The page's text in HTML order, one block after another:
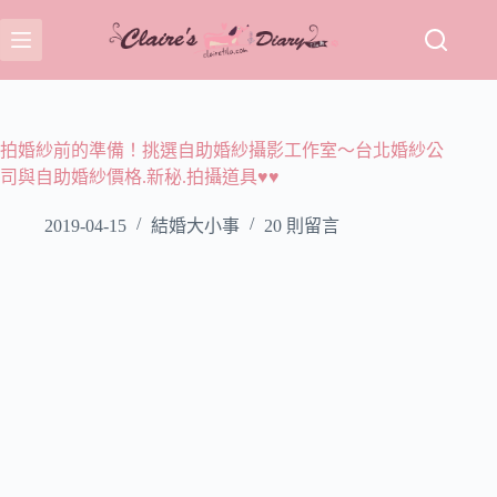
至
主
容
拍婚紗前的準備！挑選自助婚紗攝影工作室～台北婚紗公
司與自助婚紗價格.新秘.拍攝道具♥♥
2019-04-15 結婚大小事 20 則留言